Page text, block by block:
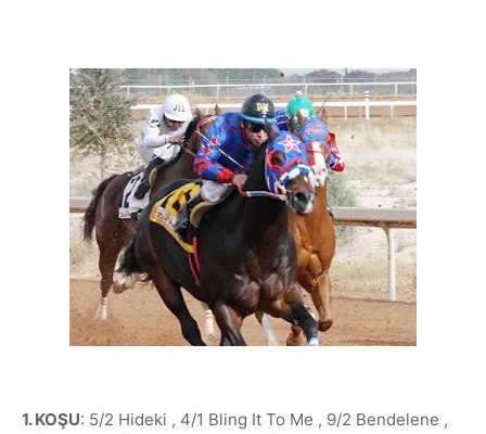
1. KOŞU: 5/2 Hideki , 4/1 Bling It To Me , 9/2 Bendelene ,